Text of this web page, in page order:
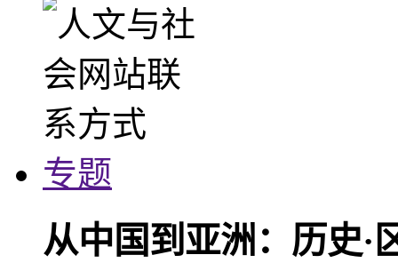
专题
从中国到亚洲：历史·